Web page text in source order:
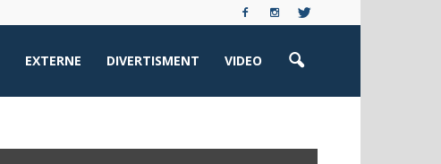
EXTERNE DIVERTISMENT VIDEO